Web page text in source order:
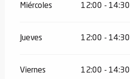
Miércoles 12:00 - 14:30
Jueves 12:00 - 14:30
Viernes 12:00 - 14:30